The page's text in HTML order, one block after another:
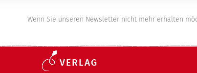
Wenn Sie unseren Newsletter nicht mehr erhalten
VERLAG